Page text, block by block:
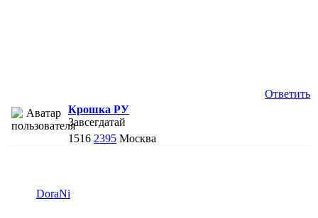
Ответить
Крошка РУ
Завсегдатай
1516 2395 Москва
DoraNi